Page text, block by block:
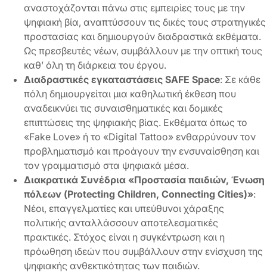
αναστοχάζονται πάνω στις εμπειρίες τους με την
ψηφιακή βία, αναπτύσσουν τις δικές τους στρατηγικές
προστασίας και δημιουργούν διαδραστικά εκθέματα.
Ως πρεσβευτές νέων, συμβάλλουν με την οπτική τους
καθ’ όλη τη διάρκεια του έργου.
Διαδραστικές εγκαταστάσεις SAFE Space: Σε κάθε
πόλη δημιουργείται μια καθηλωτική έκθεση που
αναδεικνύει τις συναισθηματικές και δομικές
επιπτώσεις της ψηφιακής βίας. Εκθέματα όπως το
«Fake Love» ή το «Digital Tattoo» ενθαρρύνουν τον
προβληματισμό και προάγουν την ενσυναίσθηση και
τον γραμματισμό στα ψηφιακά μέσα.
Διακρατικά Συνέδρια «Προστασία παιδιών, Ένωση
πόλεων (Protecting Children, Connecting Cities)»:
Νέοι, επαγγελματίες και υπεύθυνοι χάραξης
πολιτικής ανταλλάσσουν αποτελεσματικές
πρακτικές. Στόχος είναι η συγκέντρωση και η
πρόωθηση ιδεών που συμβάλλουν στην ενίσχυση της
ψηφιακής ανθεκτικότητας των παιδιών.